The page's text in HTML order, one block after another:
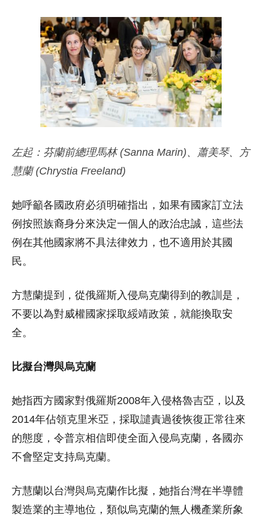
左起：芬蘭前總理馬林 (Sanna Marin)、蕭美琴、方
慧蘭 (Chrystia Freeland)
她呼籲各國政府必須明確指出，如果有國家訂立法
例按照族裔身分來決定一個人的政治忠誠，這些法
例在其他國家將不具法律效力，也不適用於其國
民。
方慧蘭提到，從俄羅斯入侵烏克蘭得到的教訓是，
不要以為對威權國家採取綏靖政策，就能換取安
全。
比擬台灣與烏克蘭
她指西方國家對俄羅斯2008年入侵格魯吉亞，以及
2014年佔領克里米亞，採取譴責過後恢復正常往來
的態度，令普京相信即使全面入侵烏克蘭，各國亦
不會堅定支持烏克蘭。
方慧蘭以台灣與烏克蘭作比擬，她指台灣在半導體
製造業的主導地位，類似烏克蘭的無人機產業所象